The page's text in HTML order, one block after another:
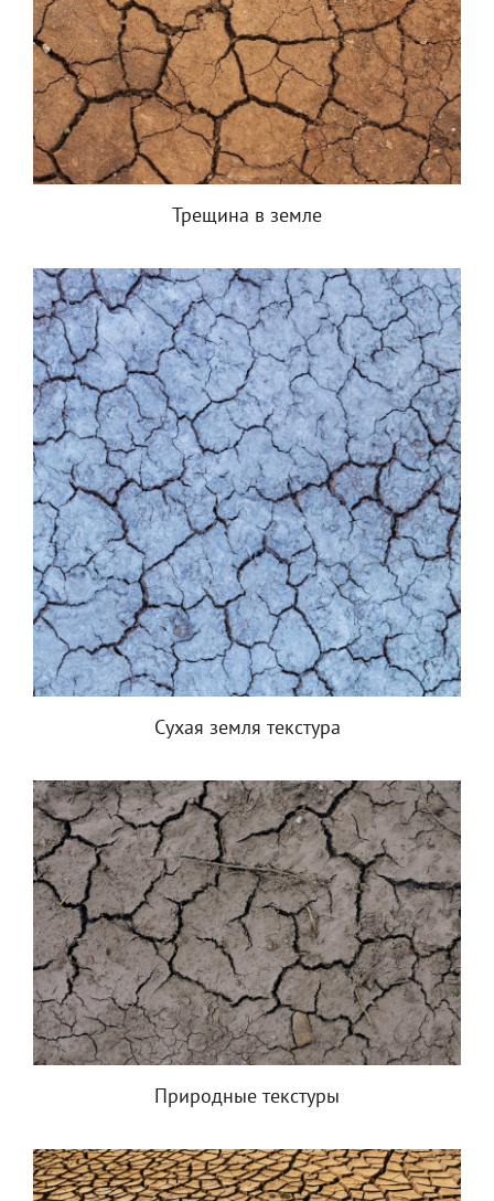
Трещина в земле
Сухая земля текстура
Природные текстуры